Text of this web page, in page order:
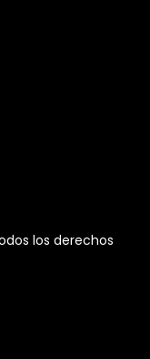
los derechos